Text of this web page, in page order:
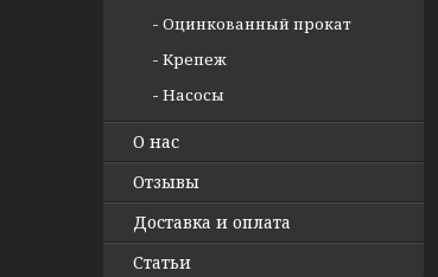
Оцинкованный прокат
Крепеж
Насосы
О нас
Отзывы
Доставка и оплата
Статьи